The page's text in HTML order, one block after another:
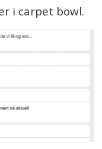
i carpet bowl.